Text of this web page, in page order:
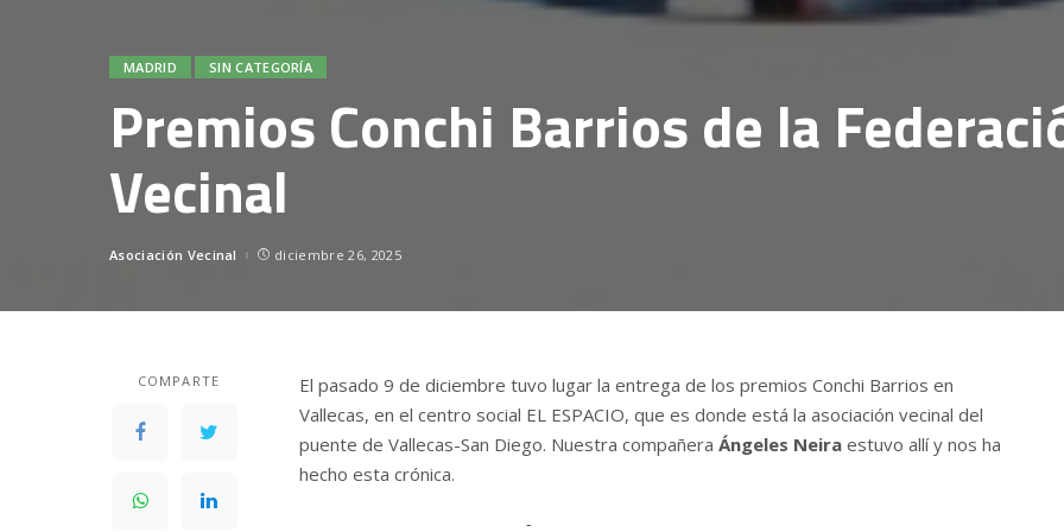
MADRID SIN CATEGORÍA
Premios Conchi Barrios de la
Vecinal
Posted
Asociación Vecinal diciembre 26, 2025
COMPARTE
El pasado 9 de diciembre tuvo lugar la entrega de los premios Conchi Barrios en
Vallecas, en el centro social EL ESPACIO, que es donde está la asociación vecinal del
puente de Vallecas-San Diego. Nuestra compañera Ángeles Neira estuvo allí y nos ha
hecho esta crónica.